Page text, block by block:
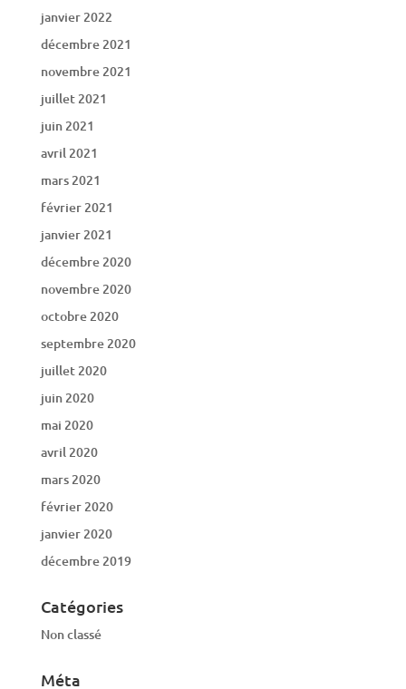
janvier 2022
décembre 2021
novembre 2021
juillet 2021
juin 2021
avril 2021
mars 2021
février 2021
janvier 2021
décembre 2020
novembre 2020
octobre 2020
septembre 2020
juillet 2020
juin 2020
mai 2020
avril 2020
mars 2020
février 2020
janvier 2020
décembre 2019
Catégories
Non classé
Méta